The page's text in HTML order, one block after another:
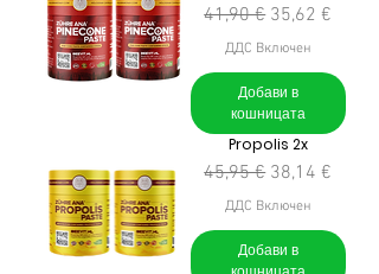
Редовна цена
41,90 € Продажна
35,62 €
ДДС Включен
Добави в
кошницата
Propolis 2x
Редовна цена
45,95 € Продажна
38,14 €
ДДС Включен
Добави в